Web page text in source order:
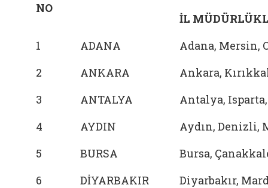
NO
İL
1
ADANA
Adana, Mersin,
2
ANKARA
Ankara,
3
ANTALYA
Antalya,
4
AYDIN
Aydın, Denizli,
5
BURSA
Bursa,
6
DİYARBAKIR
Diyarbakır,